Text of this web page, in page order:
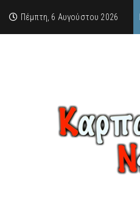
Πέμπτη, 6 Αυγούστου 2026